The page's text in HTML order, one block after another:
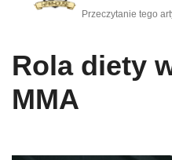
Przeczytanie tego
Rola diety
MMA